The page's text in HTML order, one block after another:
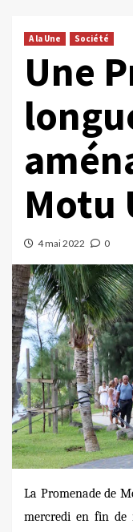
A la Une Société
Une
Motu
4 mai 2022 0
La Promenade de
mercredi en fin de